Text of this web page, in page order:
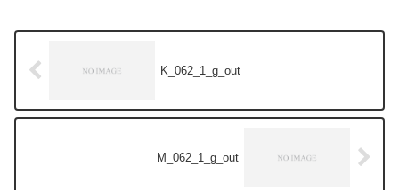
K_062_1_g_out
M_062_1_g_out